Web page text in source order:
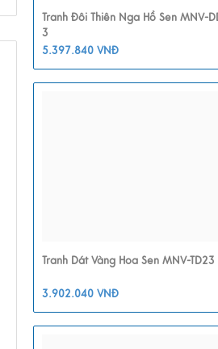
Tranh Đôi Thiên Nga Hồ Sen MNV-
3
5.397.840 VNĐ
Tranh Dát Vàng Hoa Sen MNV-TD23
3.902.040 VNĐ